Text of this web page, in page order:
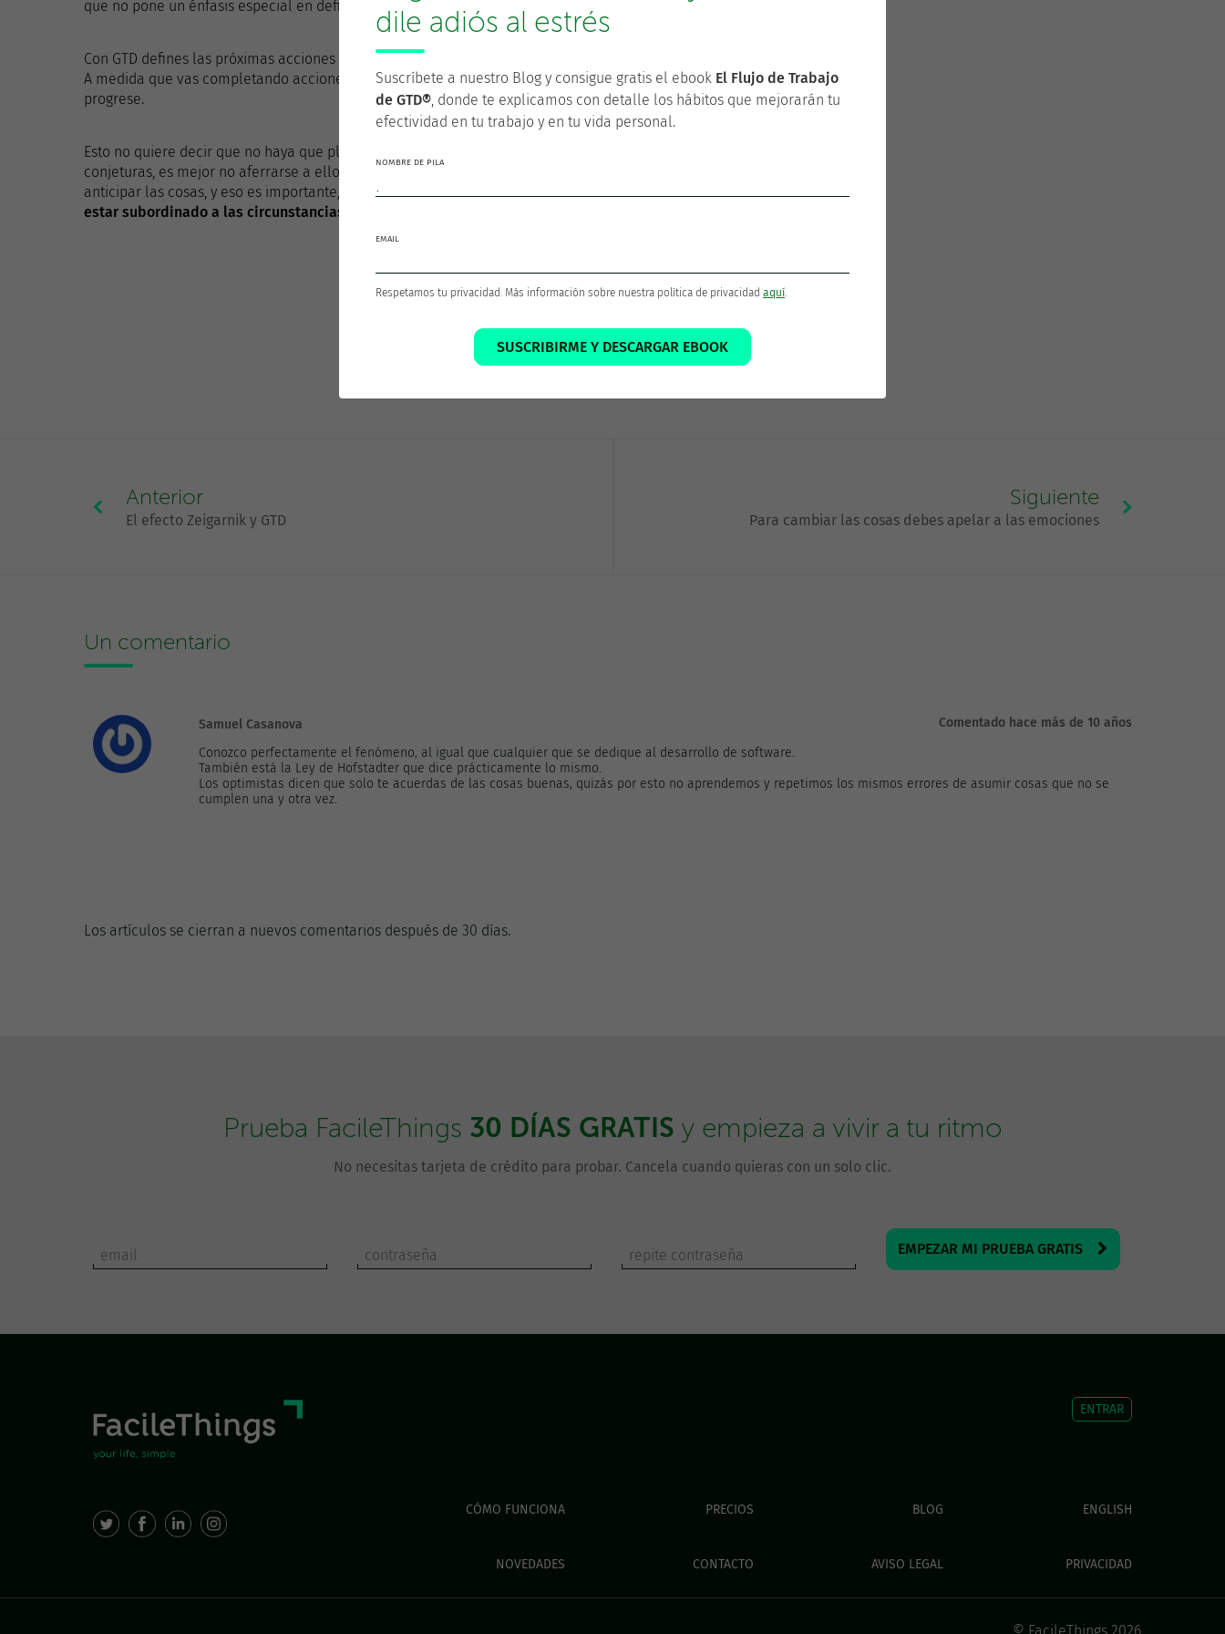
que no pone un énfasis especial en definir prioridades, hitos y plazos.
Con GTD defines las próximas acciones de cada proyecto, no haces una planificación para el próximo año.
A medida que vas completando acciones, vas añadiendo siguientes acciones para hacer que el proyecto
progrese.
Esto no quiere decir que no haya que planificar pero, dado que los planes terminan siendo más bien
conjeturas, es mejor no aferrarse a ellos. Planificar es un proceso mental que ayuda a visionar el futuro y
anticipar las cosas, y eso es importante, pero debemos ser más flexibles.Al final, cualquier plan debe
estar subordinado a las circunstancias y a la situación actual
Anterior
El efecto Zeigarnik y GTD
Siguiente
Para cambiar las cosas debes apelar a las emociones
Un comentario
Comentado hace más de 10 años
Samuel Casanova
Conozco perfectamente el fenómeno, al igual que cualquier que se dedique al desarrollo de software.
También está la Ley de Hofstadter que dice prácticamente lo mismo.
Los optimistas dicen que solo te acuerdas de las cosas buenas, quizás por esto no aprendemos y repetimos los mismos errores de asumir cosas que no se
cumplen una y otra vez.
Los artículos se cierran a nuevos comentarios después de 30 días.
Prueba FacileThings 30 DÍAS GRATIS y empieza a vivir a tu ritmo
No necesitas tarjeta de crédito para probar. Cancela cuando quieras con un solo clic.
ENTRAR
CÓMO FUNCIONA PRECIOS BLOG ENGLISH
NOVEDADES CONTACTO AVISO LEGAL PRIVACIDAD
dile adiós al estrés
Suscríbete a nuestro Blog y consigue gratis el ebook El Flujo de Trabajo
de GTD® , donde te explicamos con detalle los hábitos que mejorarán tu
efectividad en tu trabajo y en tu vida personal.
NOMBRE DE PILA
EMAIL
Respetamos tu privacidad. Más información sobre nuestra política de privacidad aquí
SUSCRIBIRME Y DESCARGAR EBOOK